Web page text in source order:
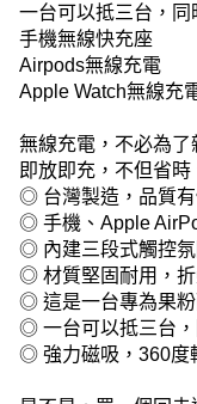
一台可以抵三台，
手機無線快充座
Airpods無線充電
Apple Watch無線充
無線充電，不必為了
即放即充，不但省時
◎ 台灣製造，品質
◎ 手機、Apple
◎ 內建三段式觸控
◎ 材質堅固耐用，
◎ 這是一台專為果
◎ 一台可以抵三台
◎ 強力磁吸，360度